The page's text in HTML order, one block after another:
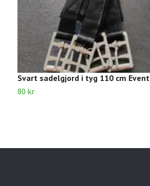
Svart sadelgjord i tyg 110 cm Event
80 kr